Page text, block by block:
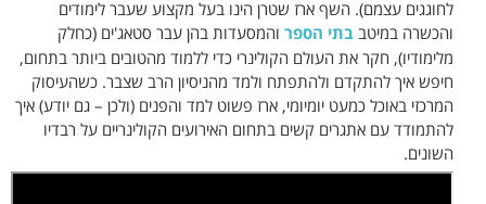
לחוגגים עצמם). השף ארז שטרן הינו בעל מקצוע שעבר לימודים
והכשרה במיטב בתי הספר והמסעדות בהן עבר סטאג'ים (כחלק
מלימודיו), חקר את העולם הקולינרי כדי ללמוד מהטובים ביותר בתחום,
חיפש איך להתקדם ולהתפתח ולמד מהניסיון הרב שצבר. כשהעיסוק
המרכזי באוכל כמעט יומיומי, ארז פשוט למד והפנים (ולכן – גם יודע) איך
להתמודד עם אתגרים קשים בתחום האירועים הקולינריים על רבדיו
השונים.